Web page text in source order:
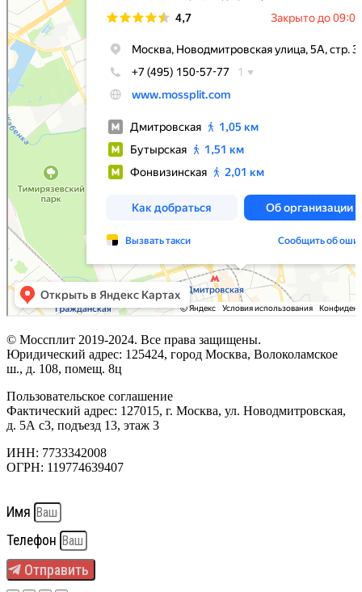
© Моссплит 2019-2024. Все права защищены.
Юридический адрес: 125424, город Москва, Волоколамское
ш., д. 108, помещ. 8ц
Пользовательское соглашение
Фактический адрес: 127015, г. Москва, ул. Новодмитровская,
д. 5А с3, подъезд 13, этаж 3
ИНН: 7733342008
ОГРН: 119774639407
Имя
Телефон
Отправить